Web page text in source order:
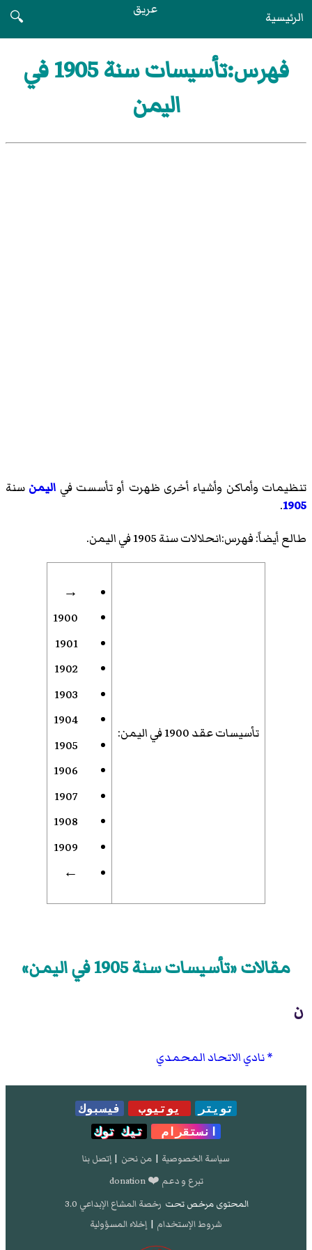
الرئيسية عريق
🔍
فهرس:تأسيسات سنة 1905 في
اليمن
تنظيمات وأماكن وأشياء أخرى ظهرت أو تأسست في اليمن سنة
1905
.
طالع أيضاً:فهرس:انحلالات سنة 1905 في اليمن .
تأسيسات عقد 1900 في اليمن :
→
1900
1901
1902
1903
1904
1905
1906
1907
1908
1909
←
مقالات «تأسيسات سنة 1905 في اليمن»
ن
نادي الاتحاد المحمدي
تويتر يوتيوب
فيسبوك
انستقرام
تيك توك
سياسة الخصوصية | من نحن | إتصل بنا
تبرع و دعم ❤️ donation
المحتوى مرخص تحت رخصة المشاع الإبداعي 3.0
شروط الإستخدام | إخلاء المسؤولية